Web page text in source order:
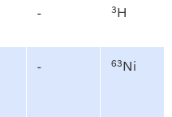
- 3H
- 63Ni